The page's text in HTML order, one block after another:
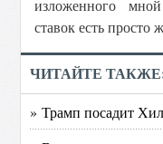
изложенного
ставок есть просто
ЧИТАЙТЕ
» Трамп посадит